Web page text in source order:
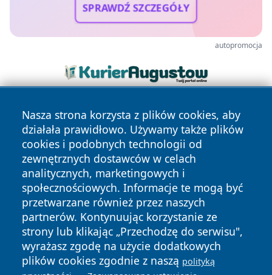
SPRAWDŹ SZCZEGÓŁY
autopromocja
Nasza strona korzysta z plików cookies, aby
działała prawidłowo. Używamy także plików
cookies i podobnych technologii od
zewnętrznych dostawców w celach
analitycznych, marketingowych i
społecznościowych. Informacje te mogą być
przetwarzane również przez naszych
partnerów. Kontynuując korzystanie ze
strony lub klikając „Przechodzę do serwisu",
wyrażasz zgodę na użycie dodatkowych
plików cookies zgodnie z naszą polityką
Copyright © 2026 newsynowodworskie.pl Wszystkie prawa
zastrzeżone.
News Autorzy
Polityka
Prywatności
Polityka
Cookies